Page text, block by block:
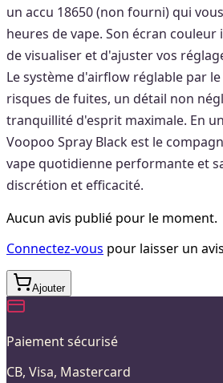
un accu 18650 (non fourni) qui
heures de vape. Son écran
de visualiser et d'ajuster vos
Le système d'airflow réglable par
risques de fuites, un détail non
tranquillité d'esprit maximale. En
Voopoo Spray Black est le
vape quotidienne performante et
discrétion et efficacité.
Aucun avis publié pour le moment.
Connectez-vous pour laisser un
Ajouter
Paiement sécurisé
CB, Visa, Mastercard